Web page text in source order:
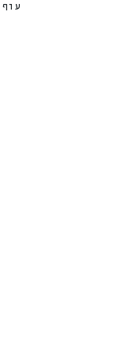
עוף 55%, קריל 20%, מים, עמילן תפוחי אדמה, שמן זרעי חמניות, אבקת עוף שעברה הידרוליזה